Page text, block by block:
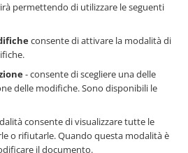
permettendo di utilizzare le seguenti
consente di attivare la modalità di
- consente di scegliere una delle
delle modifiche. Sono disponibili le
consente di visualizzare tutte le
o rifiutarle. Quando questa modalità è
il documento.